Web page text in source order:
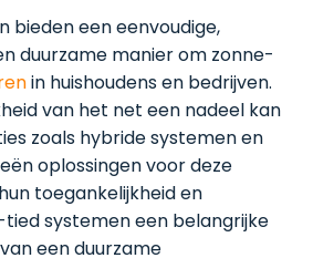
bieden een eenvoudige,
duurzame manier om zonne-
in huishoudens en bedrijven.
van het net een nadeel kan
zoals hybride systemen en
oplossingen voor deze
toegankelijkheid en
systemen een belangrijke
een duurzame